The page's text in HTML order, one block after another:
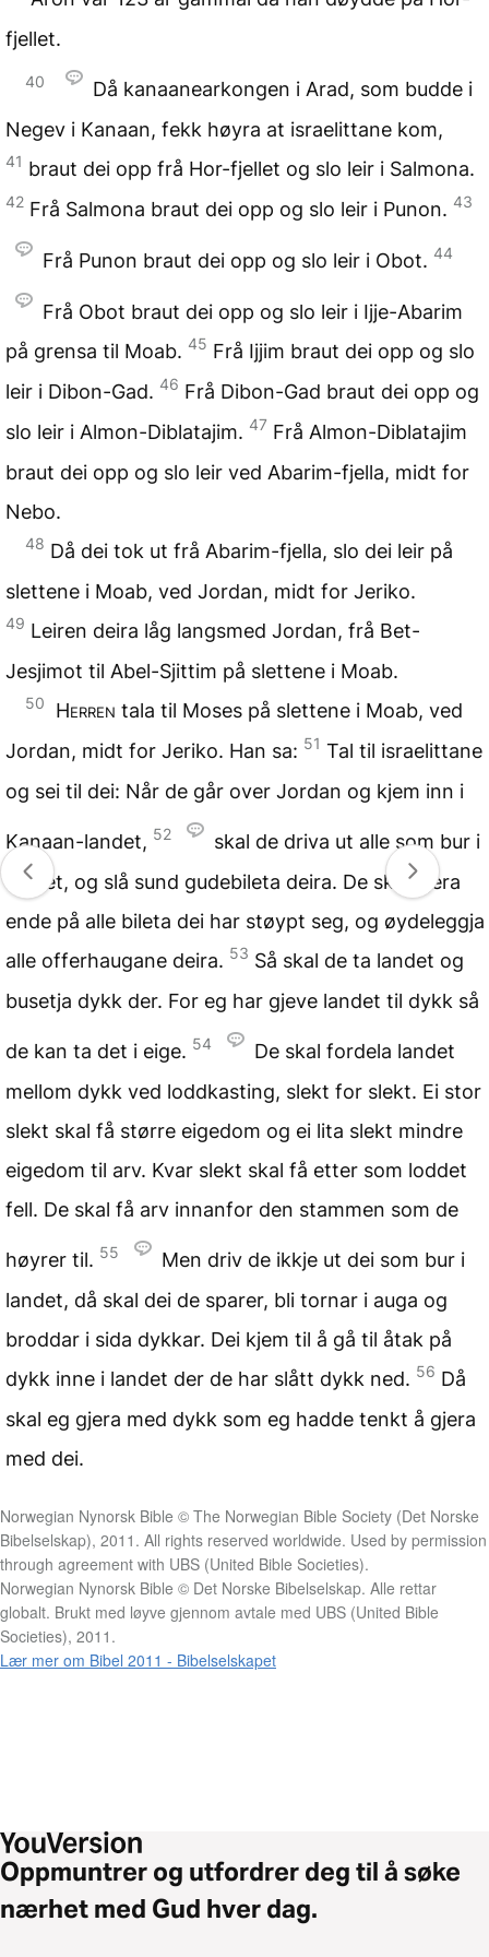
fjellet.
40
Då kanaanearkongen i Arad, som budde i
Negev i Kanaan, fekk høyra at israelittane kom,
41 braut dei opp frå Hor-fjellet og slo leir i Salmona.
42 Frå Salmona braut dei opp og slo leir i Punon. 43
Frå Punon braut dei opp og slo leir i Obot. 44
Frå Obot braut dei opp og slo leir i Ijje-Abarim
på grensa til Moab. 45 Frå Ijjim braut dei opp og slo
leir i Dibon-Gad. 46 Frå Dibon-Gad braut dei opp og
slo leir i Almon-Diblatajim. 47 Frå Almon-Diblatajim
braut dei opp og slo leir ved Abarim-fjella, midt for
Nebo.
48 Då dei tok ut frå Abarim-fjella, slo dei leir på
slettene i Moab, ved Jordan, midt for Jeriko.
49 Leiren deira låg langsmed Jordan, frå Bet-
Jesjimot til Abel-Sjittim på slettene i Moab.
50 Herren tala til Moses på slettene i Moab, ved
Jordan, midt for Jeriko. Han sa: 51 Tal til israelittane
og sei til dei: Når de går over Jordan og kjem inn i
Kanaan-landet, 52
skal de driva ut alle som bur i
landet, og slå sund gudebileta deira. De skal gjera
ende på alle bileta dei har støypt seg, og øydeleggja
alle offerhaugane deira. 53 Så skal de ta landet og
busetja dykk der. For eg har gjeve landet til dykk så
de kan ta det i eige. 54
De skal fordela landet
mellom dykk ved loddkasting, slekt for slekt. Ei stor
slekt skal få større eigedom og ei lita slekt mindre
eigedom til arv. Kvar slekt skal få etter som loddet
fell. De skal få arv innanfor den stammen som de
høyrer til. 55
Men driv de ikkje ut dei som bur i
landet, då skal dei de sparer, bli tornar i auga og
broddar i sida dykkar. Dei kjem til å gå til åtak på
dykk inne i landet der de har slått dykk ned. 56 Då
skal eg gjera med dykk som eg hadde tenkt å gjera
med dei.
Norwegian Nynorsk Bible © The Norwegian Bible Society (Det Norske
Bibelselskap), 2011. All rights reserved worldwide. Used by permission
through agreement with UBS (United Bible Societies).
Norwegian Nynorsk Bible © Det Norske Bibelselskap. Alle rettar
globalt. Brukt med løyve gjennom avtale med UBS (United Bible
Societies), 2011.
Lær mer om Bibel 2011 - Bibelselskapet
Oppmuntrer og utfordrer deg til å søke
nærhet med Gud hver dag.